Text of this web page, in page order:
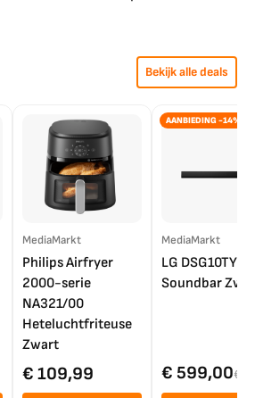
Bekijk alle deals
MediaMarkt
Philips Airfryer
2000-serie
NA321/00
Heteluchtfriteuse
Zwart
€ 109,99
AANBIEDING -14%
MediaMarkt
LG DSG10TY
Soundbar
€ 599,00€